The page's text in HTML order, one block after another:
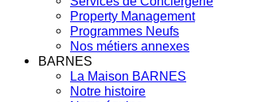
Property Management
Programmes Neufs
Nos métiers annexes
BARNES
La Maison BARNES
Notre histoire